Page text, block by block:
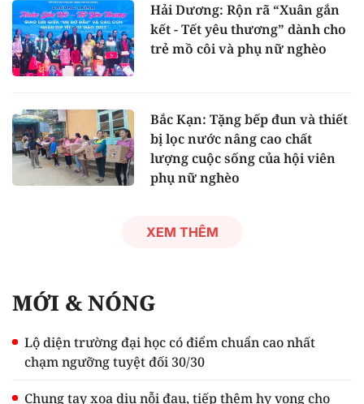
Hải Dương: Rộn rã “Xuân gắn
kết - Tết yêu thương” dành cho
trẻ mồ côi và phụ nữ nghèo
Bắc Kạn: Tặng bếp đun và thiết
bị lọc nước nâng cao chất
lượng cuộc sống của hội viên
phụ nữ nghèo
XEM THÊM
MỚI & NÓNG
Lộ diện trường đại học có điểm chuẩn cao nhất
chạm ngưỡng tuyệt đối 30/30
Chung tay xoa dịu nỗi đau, tiếp thêm hy vọng cho